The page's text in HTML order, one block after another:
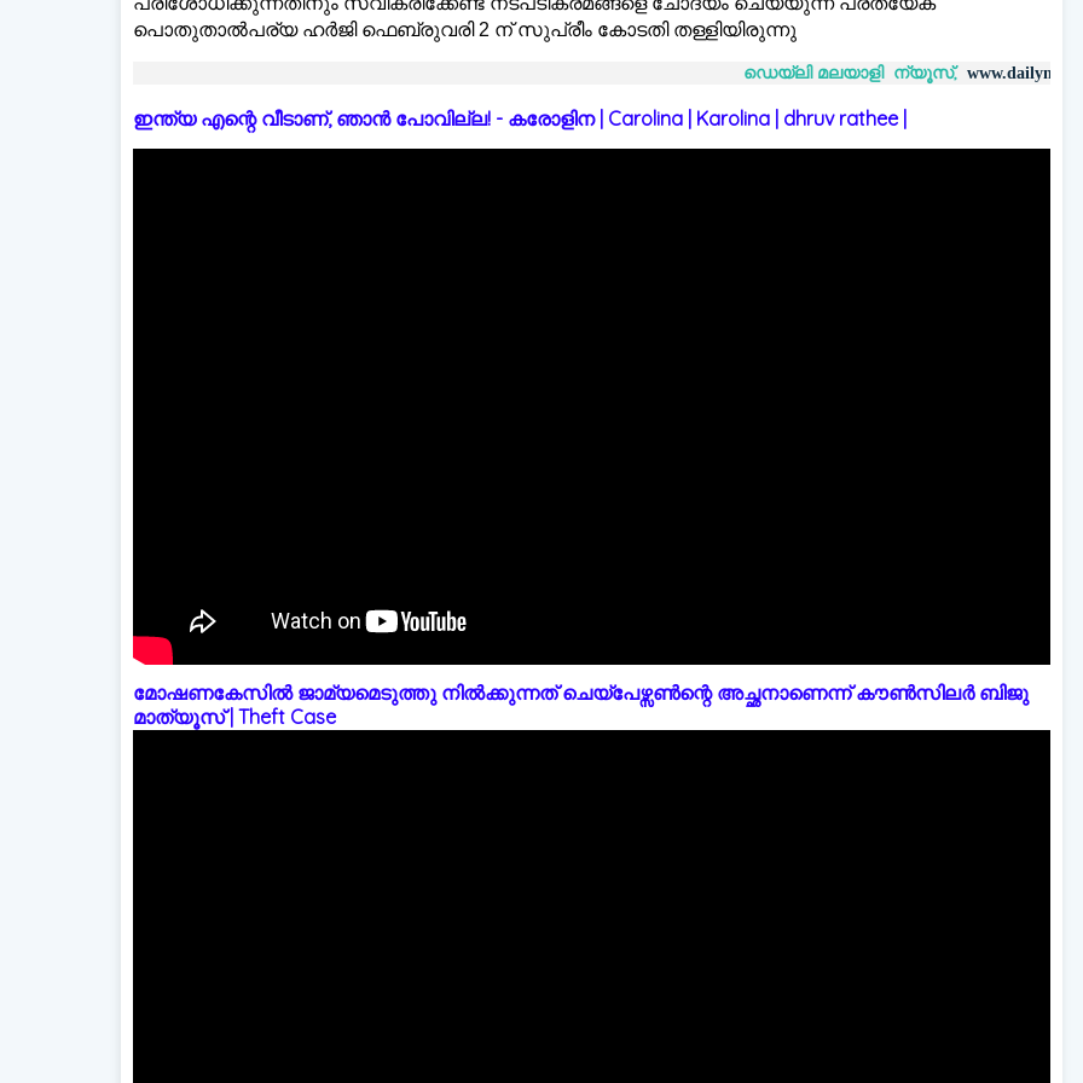
പൊതുതാല്‍പര്യ ഹര്‍ജി ഫെബ്രുവരി 2 ന് സുപ്രീം കോടതി തള്ളിയിരുന്നു
ഡെയ്‌ലി മലയാളി ന്യൂസ്, www.dailymalayaly.com
ഇന്ത്യ എന്റെ വീടാണ്, ഞാൻ പോവില്ല! - കരോളിന | Carolina | Karolina | dhruv rathee |
മോഷണകേസിൽ ജാമ്യമെടുത്തു നിൽക്കുന്നത് ചെയ്പേഴ്സൺന്റെ അച്ഛനാണെന്ന് കൗൺസിലർ ബിജു
മാത്യൂസ് | Theft Case